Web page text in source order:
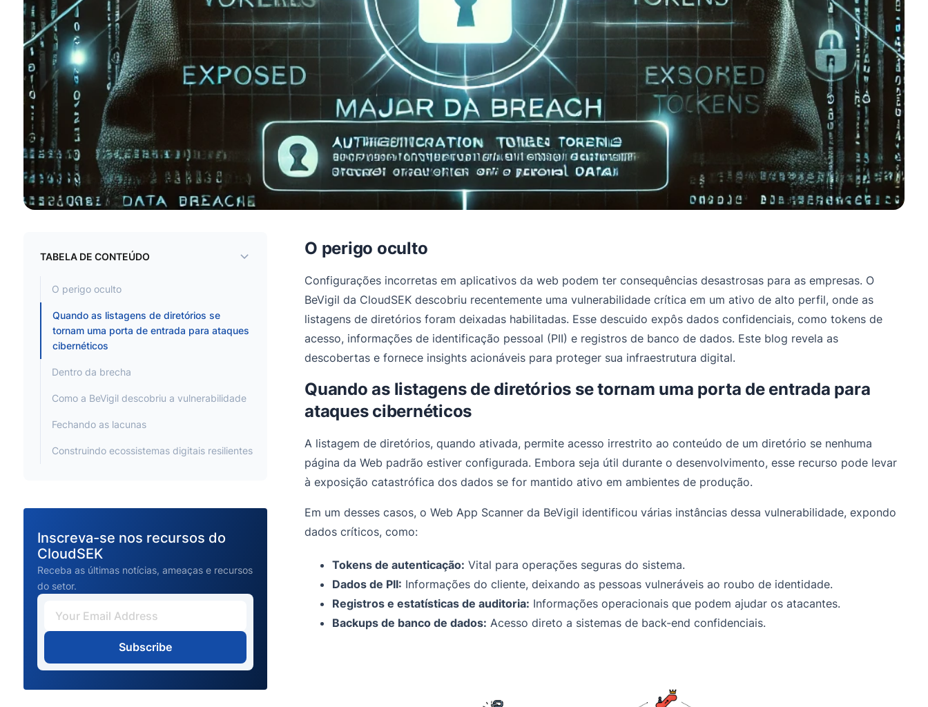
TABELA DE CONTEÚDO
O perigo oculto
Quando as listagens de diretórios se
tornam uma porta de entrada para ataques
cibernéticos
Dentro da brecha
Como a BeVigil descobriu a vulnerabilidade
Fechando as lacunas
Construindo ecossistemas digitais resilientes
Inscreva-se nos recursos do
CloudSEK
Receba as últimas notícias, ameaças e recursos
do setor.
Subscribe
O perigo oculto
Configurações incorretas em aplicativos da web podem ter consequências desastrosas para as empresas. O
BeVigil da CloudSEK descobriu recentemente uma vulnerabilidade crítica em um ativo de alto perfil, onde as
listagens de diretórios foram deixadas habilitadas. Esse descuido expôs dados confidenciais, como tokens de
acesso, informações de identificação pessoal (PII) e registros de banco de dados. Este blog revela as
descobertas e fornece insights acionáveis para proteger sua infraestrutura digital.
Quando as listagens de diretórios se tornam uma porta de entrada para
ataques cibernéticos
A listagem de diretórios, quando ativada, permite acesso irrestrito ao conteúdo de um diretório se nenhuma
página da Web padrão estiver configurada. Embora seja útil durante o desenvolvimento, esse recurso pode levar
à exposição catastrófica dos dados se for mantido ativo em ambientes de produção.
Em um desses casos, o Web App Scanner da BeVigil identificou várias instâncias dessa vulnerabilidade, expondo
dados críticos, como:
Tokens de autenticação: Vital para operações seguras do sistema.
Dados de PII: Informações do cliente, deixando as pessoas vulneráveis ao roubo de identidade.
Registros e estatísticas de auditoria: Informações operacionais que podem ajudar os atacantes.
Backups de banco de dados: Acesso direto a sistemas de back-end confidenciais.